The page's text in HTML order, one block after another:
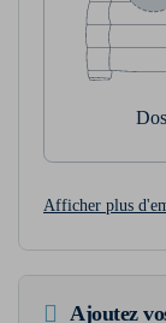
Dos
Afficher plus
Ajoutez